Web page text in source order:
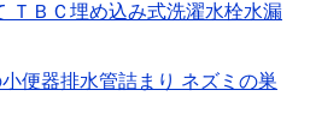
ＴＢＣ埋め込み式洗濯水栓水漏
便器排水管詰まり ネズミの巣